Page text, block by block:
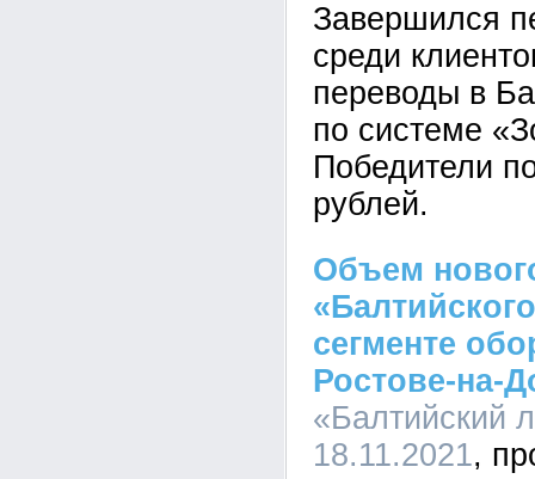
Завершился
среди
переводы в
по системе
Победители
рублей.
Объем
сегменте
Ростове-на-
«Балтийский
18.11.2021